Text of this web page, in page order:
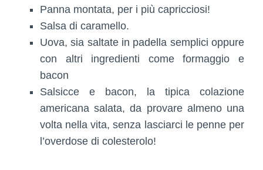
Panna montata, per i più capricciosi!
Salsa di caramello.
Uova, sia saltate in padella semplici oppure
con altri ingredienti come formaggio e
bacon
Salsicce e bacon, la tipica colazione
americana salata, da provare almeno una
volta nella vita, senza lasciarci le penne per
l’overdose di colesterolo!